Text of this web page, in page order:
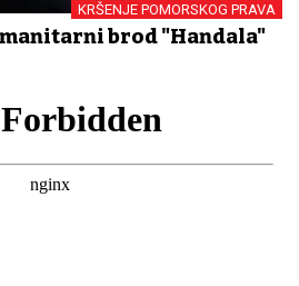
KRŠENJE POMORSKOG PRAVA
brod "Handala"